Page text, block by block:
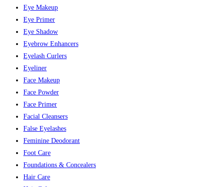
Eye Makeup
Eye Primer
Eye Shadow
Eyebrow Enhancers
Eyelash Curlers
Eyeliner
Face Makeup
Face Powder
Face Primer
Facial Cleansers
False Eyelashes
Feminine Deodorant
Foot Care
Foundations & Concealers
Hair Care